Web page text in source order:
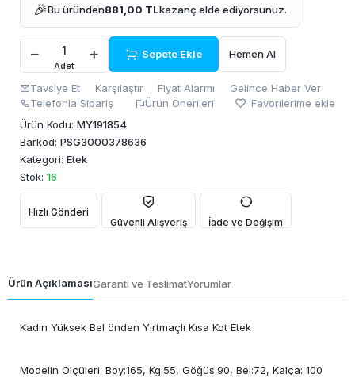
🎉Bu üründen881,00 TLkazanç elde ediyorsunuz.
Adet
Sepete Ekle Hemen Al
Tavsiye Et Karşılaştır Fiyat Alarmı
Gelince Haber Ver
Telefonla Sipariş
Ürün Önerileri
Favorilerime ekle
Ürün Kodu: MY191854
Barkod: PSG3000378636
Kategori: Etek
Stok: 16
Hızlı Gönderi
Güvenli Alışveriş
İade ve Değişim
Ürün AçıklamasıGaranti ve TeslimatYorumlar
Kadın Yüksek Bel önden Yırtmaçlı Kısa Kot Etek
Modelin Ölçüleri: Boy:165, Kg:55, Göğüs:90, Bel:72, Kalça: 100